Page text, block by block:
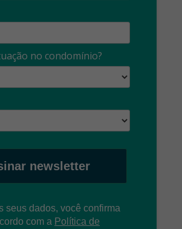
no condomínio?
newsletter
seus dados, você confirma
com a Política de